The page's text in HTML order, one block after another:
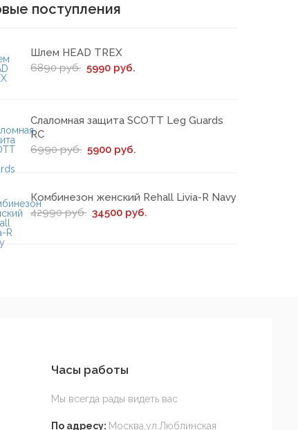
поступления
Шлем HEAD TREX
6890 руб. 5990 руб.
Слаломная защита SCOTT Leg Guards
RC
6990 руб. 5900 руб.
Комбинезон женский Rehall Livia-R Navy
42990 руб. 34500 руб.
Часы работы
Мы всегда рады видеть вас
По адресу: Москва,ул.Люблинская